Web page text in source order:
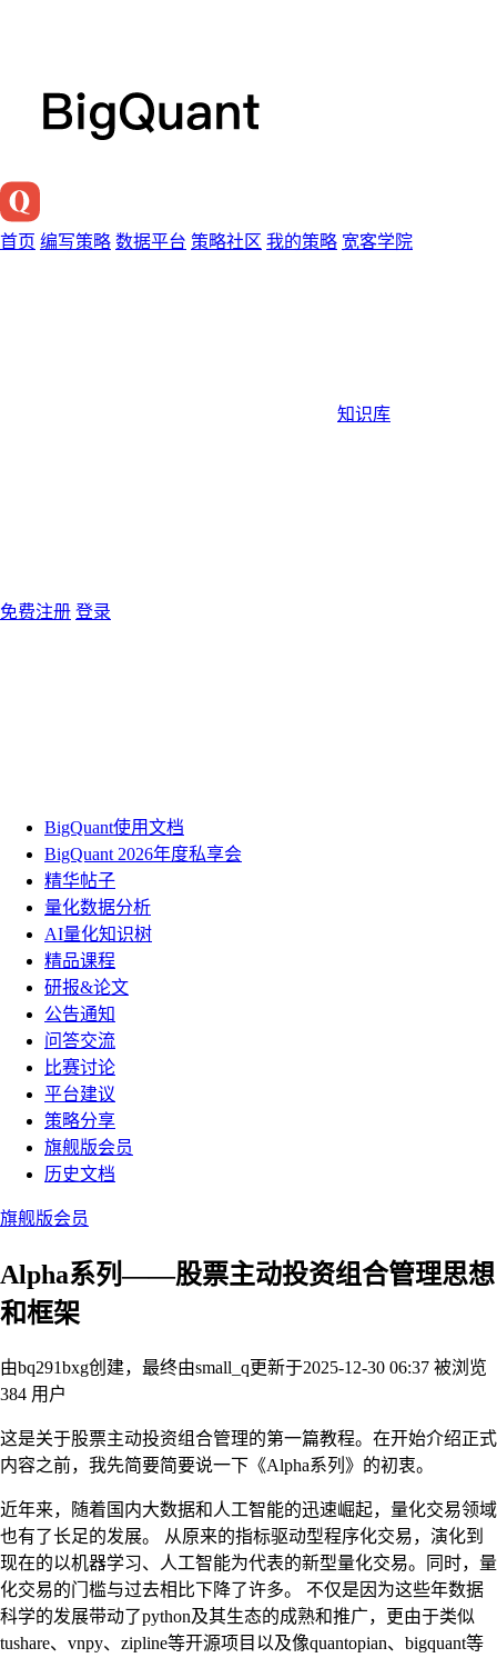
首页 编写策略 数据平台 策略社区 我的策略 宽客学院
知识库
免费注册 登录
BigQuant使用文档
BigQuant 2026年度私享会
精华帖子
量化数据分析
AI量化知识树
精品课程
研报&论文
公告通知
问答交流
比赛讨论
平台建议
策略分享
旗舰版会员
历史文档
旗舰版会员
Alpha系列——股票主动投资组合管理思想
和框架
由bq291bxg创建，最终由small_q更新于2025-12-30 06:37 被浏览
384 用户
这是关于股票主动投资组合管理的第一篇教程。在开始介绍正式
内容之前，我先简要简要说一下《Alpha系列》的初衷。
近年来，随着国内大数据和人工智能的迅速崛起，量化交易领域
也有了长足的发展。 从原来的指标驱动型程序化交易，演化到
现在的以机器学习、人工智能为代表的新型量化交易。同时，量
化交易的门槛与过去相比下降了许多。 不仅是因为这些年数据
科学的发展带动了python及其生态的成熟和推广，更由于类似
tushare、vnpy、zipline等开源项目以及像quantopian、bigquant等